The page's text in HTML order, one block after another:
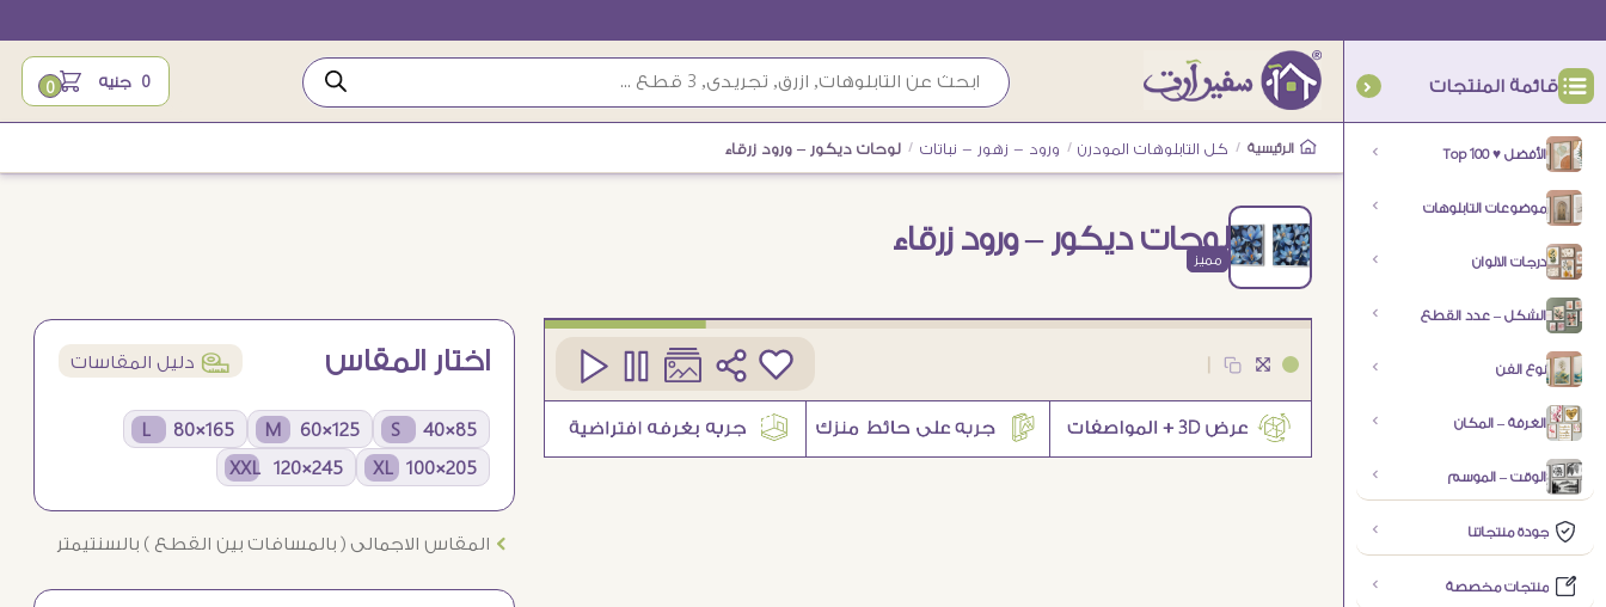
قائمة المنتجات
الأفضل ♥ Top 100
موضوعات التابلوهات
درجات الالوان
الشكل – عدد القطع
نوع الفن
الغرفة – المكان
الوقت – الموسم
جودة منتجاتنا
منتجات مخصصة
0 جنيه 0
الرئيسية / كل التابلوهات المودرن / ورود - زهور - نباتات / لوحات ديكور – ورود زرقاء
لوحات ديكور – ورود زرقاء
مميز
3 اختار المقاس í دليل المقاسات
85×40 S
125×60 M
165×80 L
205×100 XL
245×120 XXL
Ö المقاس الاجمالى ( بالمسافات بين القطع ) بالسنتيمتر